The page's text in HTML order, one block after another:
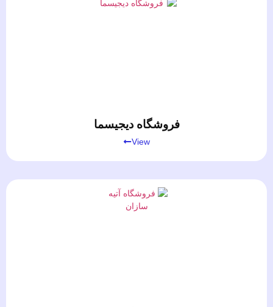
فروشگاه دیجیسما
View